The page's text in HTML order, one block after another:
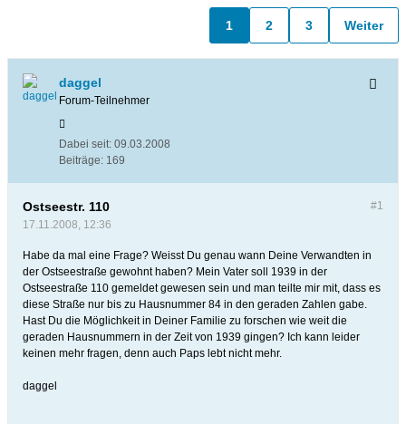
1 2 3 Weiter
daggel
Forum-Teilnehmer
Dabei seit: 09.03.2008
Beiträge: 169
#1
Ostseestr. 110
17.11.2008, 12:36
Habe da mal eine Frage? Weisst Du genau wann Deine Verwandten in
der Ostseestraße gewohnt haben? Mein Vater soll 1939 in der
Ostseestraße 110 gemeldet gewesen sein und man teilte mir mit, dass es
diese Straße nur bis zu Hausnummer 84 in den geraden Zahlen gabe.
Hast Du die Möglichkeit in Deiner Familie zu forschen wie weit die
geraden Hausnummern in der Zeit von 1939 gingen? Ich kann leider
keinen mehr fragen, denn auch Paps lebt nicht mehr.
daggel